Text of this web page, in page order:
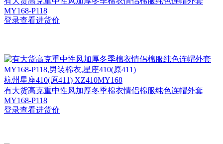
MY168-P118
登录查看进货价
杭州星座410(原411) XZ410MY168
有大货高克重中性风加厚冬季棉衣情侣棉服纯色连帽外套
MY168-P118
登录查看进货价